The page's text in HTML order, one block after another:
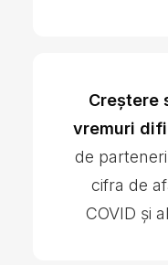
Creștere
vremuri
de
cifra de
COVID și